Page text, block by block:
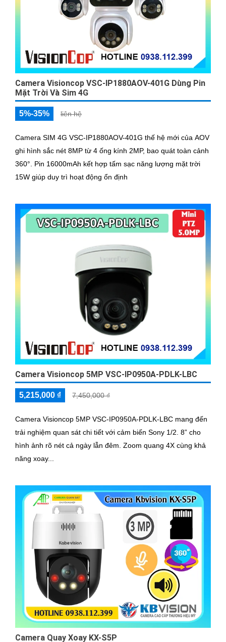
Camera Visioncop VSC-IP1880AOV-401G Dùng Pin
Mặt Trời Và Sim 4G
5%-35% liên hệ
Camera SIM 4G VSC-IP1880AOV-401G thế hệ mới của AOV
ghi hình sắc nét 8MP từ 4 ống kính 2MP, bao quát toàn cảnh
360°. Pin 16000mAh kết hợp tấm sạc năng lượng mặt trời
15W giúp duy trì hoạt động ổn định
Camera Visioncop 5MP VSC-IP0950A-PDLK-LBC
5,215,000 ₫ 7,450,000 ₫
Camera Visioncop 5MP VSC-IP0950A-PDLK-LBC mang đến
trải nghiệm quan sát chi tiết với cảm biến Sony 1/2. 8” cho
hình ảnh rõ nét cả ngày lẫn đêm. Zoom quang 4X cùng khả
năng xoay...
Camera Quay Xoay KX-S5P